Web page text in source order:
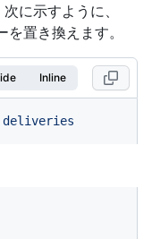
に示すように、
置き換えます。
Inline
deliveries